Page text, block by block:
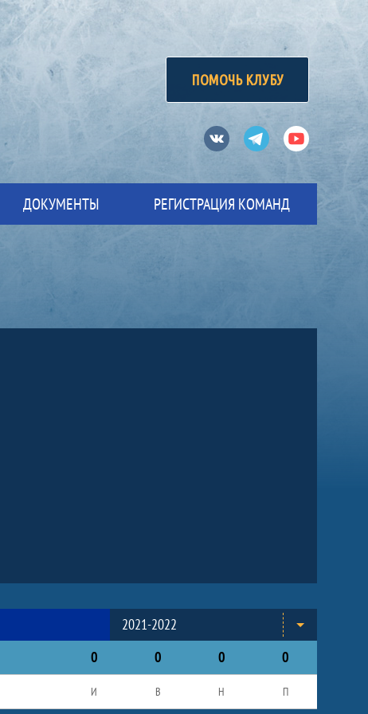
ПОМОЧЬ КЛУБУ
ВконтактеТелеграмЮтуб
ДОКУМЕНТЫ РЕГИСТРАЦИЯ КОМАНД
2021-2022
0
0 0 0
И В Н П